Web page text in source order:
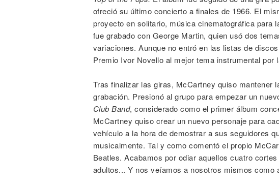
ofreció su último concierto a finales de 1966. El
proyecto en solitario, música cinematográfica para
fue grabado con George Martin, quien usó dos
variaciones. Aunque no entró en las listas de
Premio Ivor Novello al mejor tema instrumental por
Tras finalizar las giras, McCartney quiso mantener
grabación. Presionó al grupo para empezar un
Club Band, considerado como el primer álbum
McCartney quiso crear un nuevo personaje para
vehículo a la hora de demostrar a sus seguidores
musicalmente. Tal y como comentó el propio
Beatles. Acabamos por odiar aquellos cuatro
adultos... Y nos veíamos a nosotros mismos como